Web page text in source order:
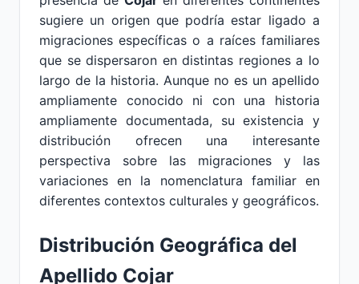
sugiere un origen que podría estar ligado a
migraciones específicas o a raíces familiares
que se dispersaron en distintas regiones a lo
largo de la historia. Aunque no es un apellido
ampliamente conocido ni con una historia
ampliamente documentada, su existencia y
distribución ofrecen una interesante
perspectiva sobre las migraciones y las
variaciones en la nomenclatura familiar en
diferentes contextos culturales y geográficos.
Distribución Geográfica del
Apellido Cojar